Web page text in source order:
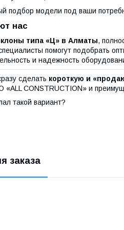
подбор модели под ваши
нас
типа «Ц» в Алматы,
помогут подобрать
и надежность
сделать короткую и
«ALL CONSTRUCTION» и
такой вариант?
заказа